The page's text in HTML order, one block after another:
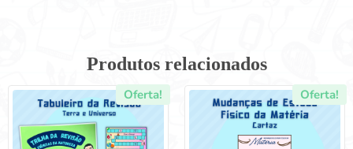
Produtos relacionados
Oferta! Oferta!